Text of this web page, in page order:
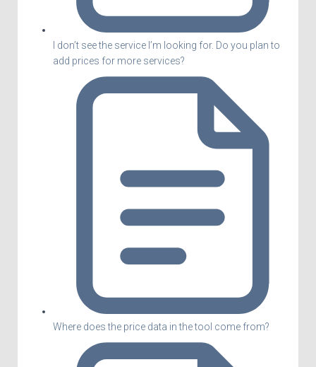
I don’t see the service I’m looking for. Do you plan to
add prices for more services?
Where does the price data in the tool come from?